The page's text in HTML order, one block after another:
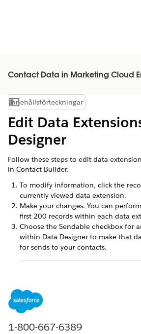
Contact Data in Marketing Cloud
Visa innehållsförteckning
Innehållsförteckningar
Edit Data
Designer
Follow these steps to edit data
in Contact Builder.
To modify information, click the
currently viewed data extension.
Make your changes. You can
first 200 records within each data
Choose the Sendable checkbox for
within Data Designer to make that
for sends to your contacts.
NOTEChanging record information
affects how this record shows up in
Ensure that you understand how
1-800-667-6389